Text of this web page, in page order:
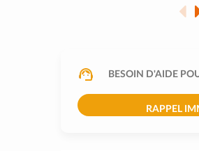
BESOIN D'AIDE
RAPPEL